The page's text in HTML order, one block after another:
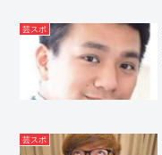
芸スポ
芸スポ